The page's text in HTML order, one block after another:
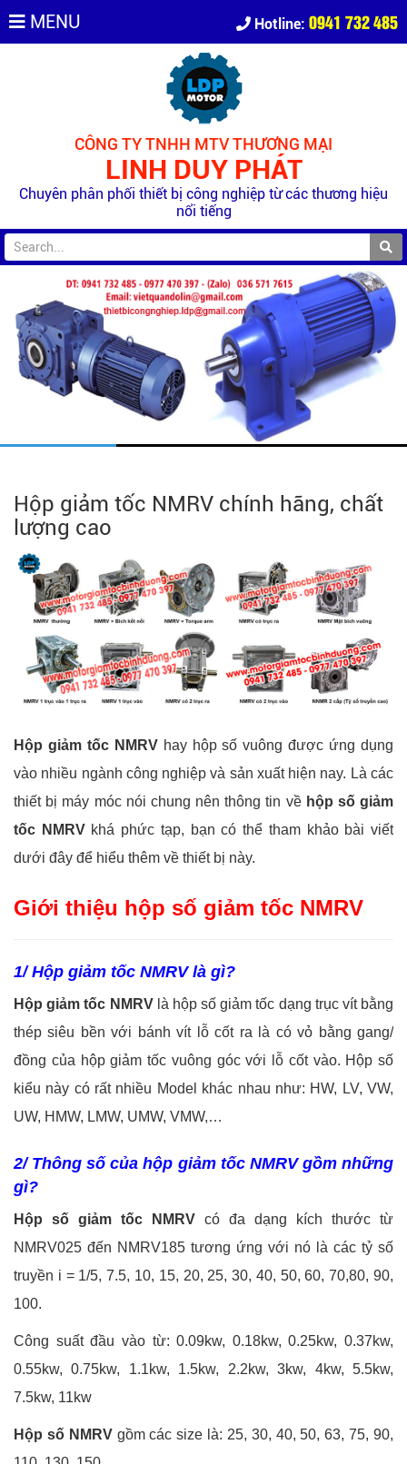
MENU Hotline: 0941 732 485
CÔNG TY TNHH MTV THƯƠNG MẠI
LINH DUY PHÁT
Chuyên phân phối thiết bị công nghiệp từ các thương hiệu
nổi tiếng
Hộp giảm tốc NMRV chính hãng, chất
lượng cao
Hộp giảm tốc NMRVhay hộp số vuông được ứng dụng
vào nhiều ngành công nghiệp và sản xuất hiện nay. Là các
thiết bị máy móc nói chung nên thông tin về hộp số giảm
tốc NMRVkhá phức tạp, bạn có thể tham khảo bài viết
dưới đây để hiểu thêm về thiết bị này.
Giới thiệu hộp số giảm tốc NMRV
1/ Hộp giảm tốc NMRV là gì?
Hộp giảm tốc NMRVlà hộp số giảm tốc dạng trục vít bằng
thép siêu bền với bánh vít lỗ cốt ra là có vỏ bằng gang/
đồng của hộp giảm tốc vuông góc với lỗ cốt vào. Hộp số
kiểu này có rất nhiều Model khác nhau như: HW, LV, VW,
UW, HMW, LMW, UMW, VMW,…
2/ Thông số của hộp giảm tốc NMRV gồm những
gì?
Hộp số giảm tốc NMRV có đa dạng kích thước từ
NMRV025 đến NMRV185 tương ứng với nó là các tỷ số
truyền i = 1/5, 7.5, 10, 15, 20, 25, 30, 40, 50, 60, 70,80, 90,
100.
Công suất đầu vào từ: 0.09kw, 0.18kw, 0.25kw, 0.37kw,
0.55kw, 0.75kw, 1.1kw, 1.5kw, 2.2kw, 3kw, 4kw, 5.5kw,
7.5kw, 11kw
Hộp số NMRVgồm các size là: 25, 30, 40, 50, 63, 75, 90,